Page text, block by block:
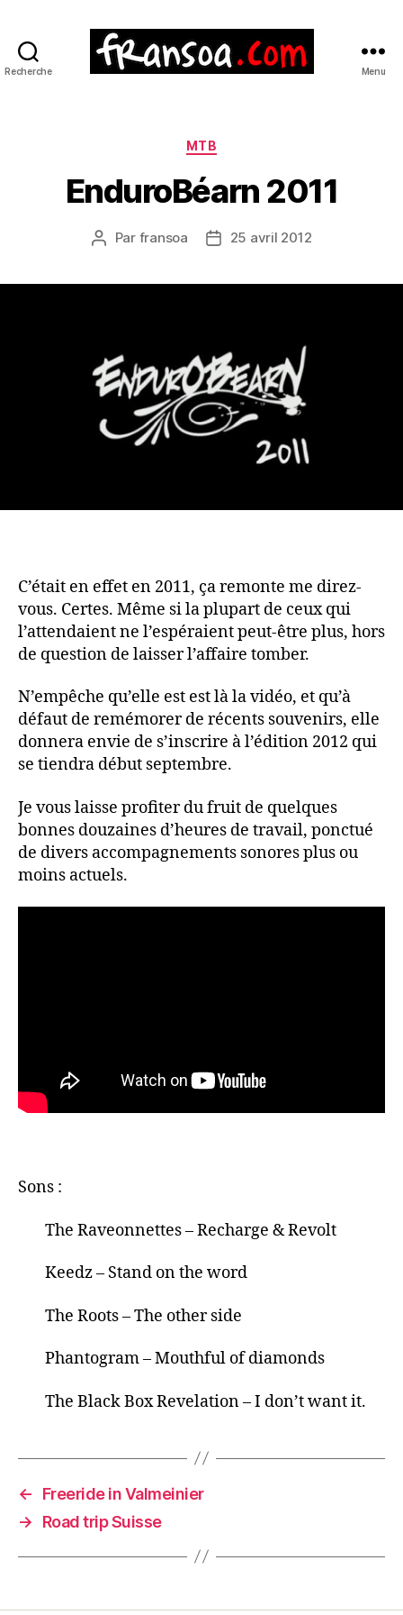
Recherche Menu
Catégories
MTB
EnduroBéarn 2011
Auteur
Par fransoa
Date25 avril 2012
C’était en effet en 2011, ça remonte me direz-
vous. Certes. Même si la plupart de ceux qui
l’attendaient ne l’espéraient peut-être plus, hors
de question de laisser l’affaire tomber.
N’empêche qu’elle est est là la vidéo, et qu’à
défaut de remémorer de récents souvenirs, elle
donnera envie de s’inscrire à l’édition 2012 qui
se tiendra début septembre.
Je vous laisse profiter du fruit de quelques
bonnes douzaines d’heures de travail, ponctué
de divers accompagnements sonores plus ou
moins actuels.
Sons :
The Raveonnettes – Recharge & Revolt
Keedz – Stand on the word
The Roots – The other side
Phantogram – Mouthful of diamonds
The Black Box Revelation – I don’t want it.
←
Freeride in Valmeinier
→
Road trip Suisse